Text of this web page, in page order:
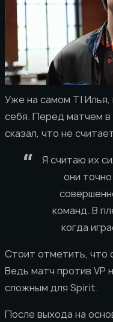
Уже на самом TI Илья,
себя. Перед матчем
сказал, что не
Я считаю их
они
команд. В
когда
Стоит отметить, что
Ведь матч против VP
сложным для Spirit.
После выхода на